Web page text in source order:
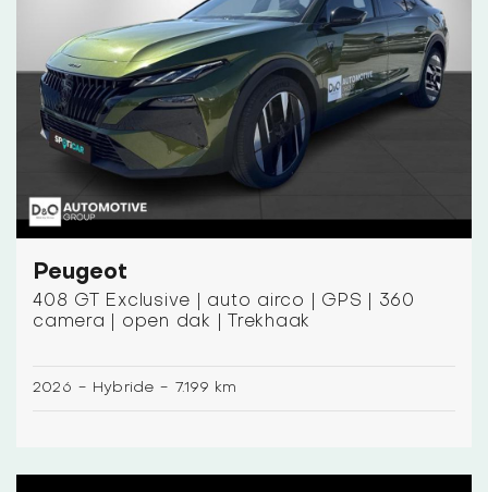
Peugeot
408 GT Exclusive | auto airco | GPS | 360
camera | open dak | Trekhaak
2026 - Hybride - 7.199 km